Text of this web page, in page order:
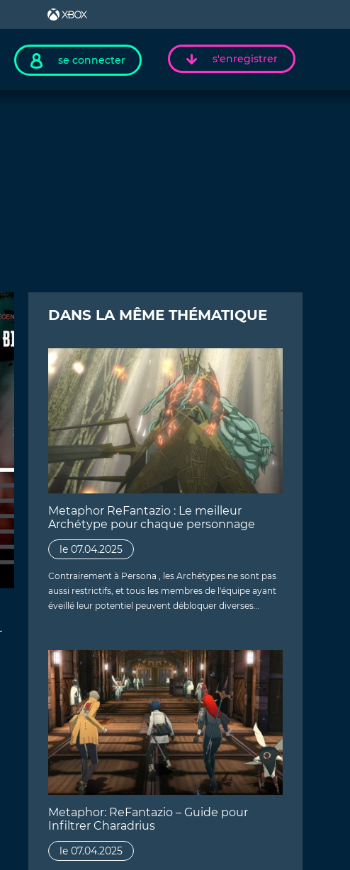
se connecter s'enregistrer
DANS LA MÊME THÉMATIQUE
Metaphor ReFantazio : Le meilleur
Archétype pour chaque personnage
le 07.04.2025
Contrairement à Persona , les Archétypes ne sont pas
aussi restrictifs, et tous les membres de l'équipe ayant
éveillé leur potentiel peuvent débloquer diverses…
Metaphor: ReFantazio – Guide pour
Infiltrer Charadrius
le 07.04.2025